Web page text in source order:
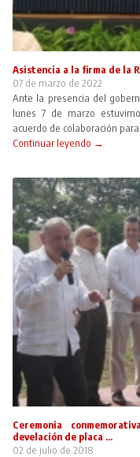
Asistencia a la firma de la
07 de marzo de 2022
Ante la presencia del
lunes 7 de marzo
acuerdo de colaboración para
Continuar leyendo →
Ceremonia
develación de placa ...
02 de julio de 2018